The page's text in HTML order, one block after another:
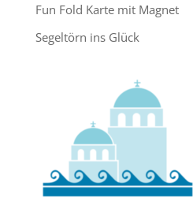
Fun Fold Karte mit Magnet
Segeltörn ins Glück